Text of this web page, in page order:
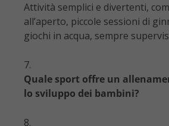
Attività semplici e divertenti,
all’aperto, piccole sessioni di
giochi in acqua, sempre
Quale sport offre un
lo sviluppo dei bambini?